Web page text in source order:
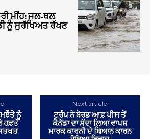
ਮੀਂਹ: ਜਲ-ਥਲ
ਨੂੰ ਸੁਰੱਖਿਅਤ ਰੱਖਣ
ਨੂੰ
ਹਫ਼ਤੇ
Next article
ਟਰੰਪ ਨੇ ਬੋਰਡ ਆਫ਼ ਪੀਸ ਤੋਂ
ਕੈਨੇਡਾ ਦਾ ਸੱਦਾ ਲਿਆ ਵਾਪਸ
ਮਾਰਕ ਕਾਰਨੀ ਦੇ ਬਿਆਨ ਕਾਰਨ